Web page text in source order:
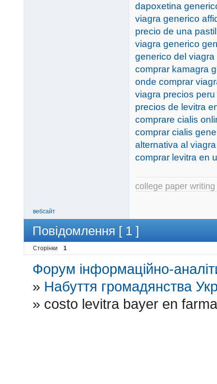
dapoxetina
viagra generico
precio de una
viagra generico
generico del
comprar kamagra
onde comprar
viagra precios peru
precios de levitra
comprare cialis
comprar cialis
alternativa al
comprar levitra en
college paper
вебсайт
Повідомлення [ 1 ]
Сторінки 1
Форум інформаційно-
» Набуття громадянства
» costo levitra bayer en